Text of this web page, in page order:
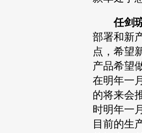
任剑
部署和新
点，希望
产品希望
在明年一
的将来会
时明年一
目前的生